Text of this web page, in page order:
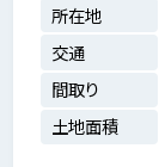
所在地
交通
間取り
土地面積